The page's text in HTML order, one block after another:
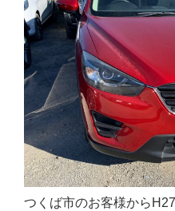
つくば市のお客様から